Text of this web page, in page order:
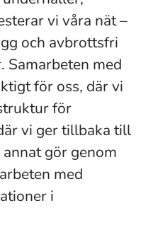
vi våra nät –
och avbrottsfri
Samarbeten med
för oss, där vi
för
vi ger tillbaka till
gör genom
med
i